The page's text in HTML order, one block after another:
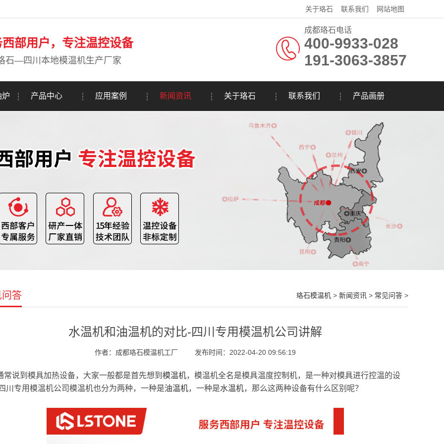
关于珞石 联系我们 网站地图
部用户，专注温控设备
石—四川本地模温机生产厂家
成都珞石电话
400-9933-028
191-3063-3857
炉 产品中心 应用案例 新闻资讯 关于珞石 联系我们 产品画册
答 珞石模温机 > 新闻资讯 > 常见问答 >
水温机和油温机的对比-四川专用模温机公司讲解
作者：成都珞石模温机工厂 发布时间：2022-04-20 09:56:19
常说到模具加热设备，大家一般都是首先想到 模温机，模温机全名是模具温度控制机，是一种对模具进行控温的设
川专用模温机公司模温机也分为两种，一种是油温机，一种是水温机，那么这两种设备有什么区别呢？